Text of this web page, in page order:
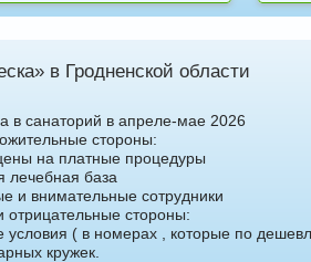
в Гродненской области
в санаторий в апреле-мае 2026
стороны:
на платные процедуры
лечебная база
и внимательные сотрудники
отрицательные стороны:
условия ( в номерах , которые по
кружек.